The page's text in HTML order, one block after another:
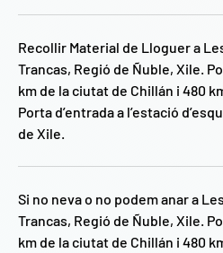
Recollir Material de Lloguer a
Trancas, Regió de Ñuble, Xile.
km de la ciutat de Chillán i 480
Porta d’entrada a l’estació
de Xile.
Si no neva o no podem anar a
Trancas, Regió de Ñuble, Xile.
km de la ciutat de Chillán i 480